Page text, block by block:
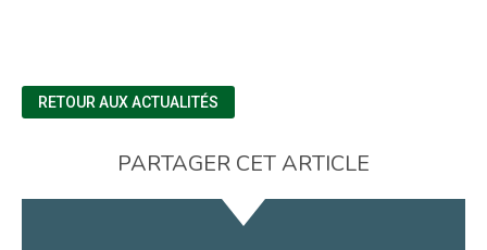
RETOUR AUX ACTUALITÉS
PARTAGER CET ARTICLE